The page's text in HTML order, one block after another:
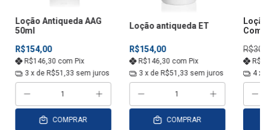
Loção Antiqueda AAG
50ml
R$154,00
R$146,30 com Pix
3 x de R$51,33 sem juros
COMPRAR
Loção antiqueda ET
R$154,00
R$146,30 com Pix
3 x de R$51,33 sem juros
COMPRAR
4 x